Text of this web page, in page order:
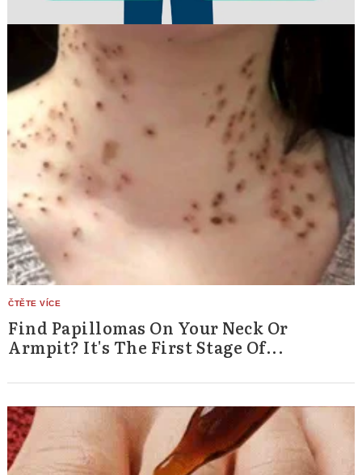
Find Papillomas On Your Neck Or
Armpit? It's The First Stage Of...